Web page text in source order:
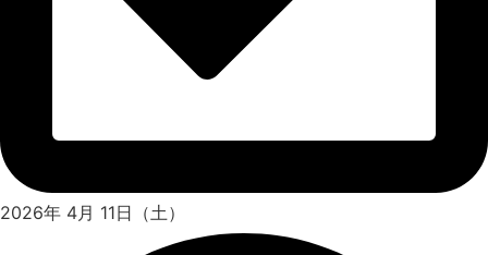
2026年 4月 11日（土）